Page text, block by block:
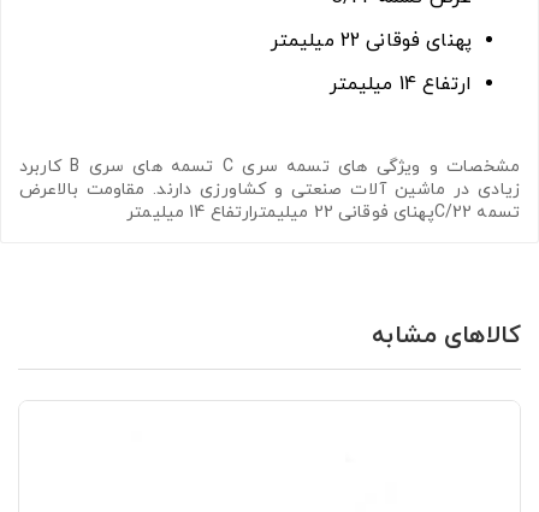
پهنای فوقانی 22 میلیمتر
ارتفاع 14 میلیمتر
مشخصات و ویژگی های تسمه سری C تسمه های سری B کاربرد
زیادی در ماشین آلات صنعتی و کشاورزی دارند. مقاومت بالاعرض
تسمه C/22پهنای فوقانی 22 میلیمترارتفاع 14 میلیمتر
کالاهای مشابه